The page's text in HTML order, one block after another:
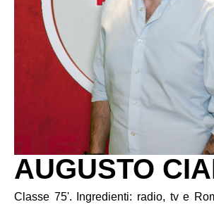
AUGUSTO
Classe 75'. Ingredienti: radio, tv e